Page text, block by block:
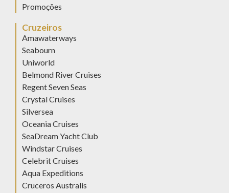
Promoções
Cruzeiros
Amawaterways
Seabourn
Uniworld
Belmond River Cruises
Regent Seven Seas
Crystal Cruises
Silversea
Oceania Cruises
SeaDream Yacht Club
Windstar Cruises
Celebrit Cruises
Aqua Expeditions
Cruceros Australis